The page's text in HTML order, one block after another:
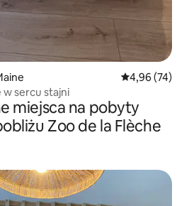
Średnia
4,96 (74)
sercu stajni
miejsca na pobyty
Zoo de la Flèche